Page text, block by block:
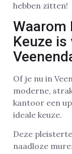
hebben zitten!
Waarom
Keuze is
Of je nu in
moderne,
kantoor een
ideale keuze.
Deze
naadloze